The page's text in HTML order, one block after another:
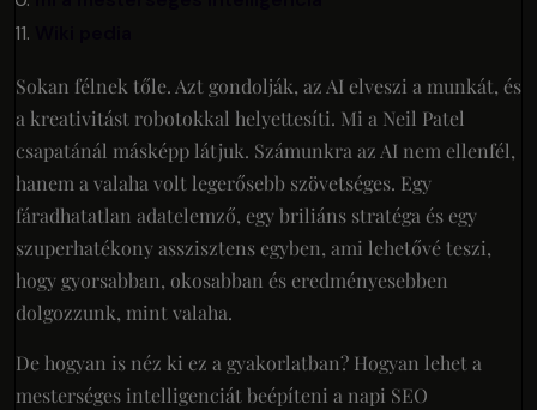
Sokan félnek tőle. Azt gondolják, az AI elveszi a munkát, és
a kreativitást robotokkal helyettesíti. Mi a Neil Patel
csapatánál másképp látjuk. Számunkra az AI nem ellenfél,
hanem a valaha volt legerősebb szövetséges. Egy
fáradhatatlan adatelemző, egy briliáns stratéga és egy
szuperhatékony asszisztens egyben, ami lehetővé teszi,
hogy gyorsabban, okosabban és eredményesebben
dolgozzunk, mint valaha.
De hogyan is néz ki ez a gyakorlatban? Hogyan lehet a
mesterséges intelligenciát beépíteni a napi SEO